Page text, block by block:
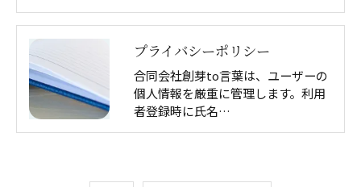
プライバシーポリシー
合同会社創芽to言葉は、ユーザーの
個人情報を厳重に管理します。利用
者登録時に氏名…